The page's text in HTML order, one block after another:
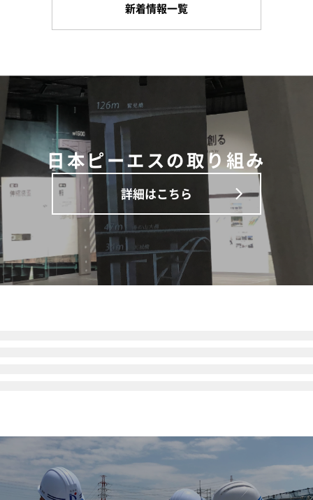
新着情報一覧
日本ピーエスの取り組み
詳細はこちら